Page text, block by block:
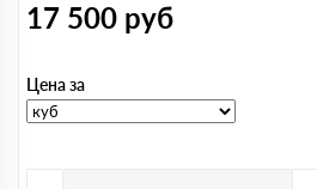
17 500 руб
Цена за